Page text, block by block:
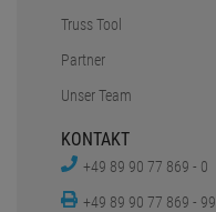
Truss Tool
Partner
Unser Team
KONTAKT
+49 89 90 77 869 - 0
+49 89 90 77 869 - 99